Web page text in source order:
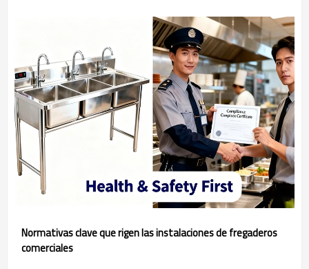
Normativas clave que rigen las instalaciones de fregaderos
comerciales